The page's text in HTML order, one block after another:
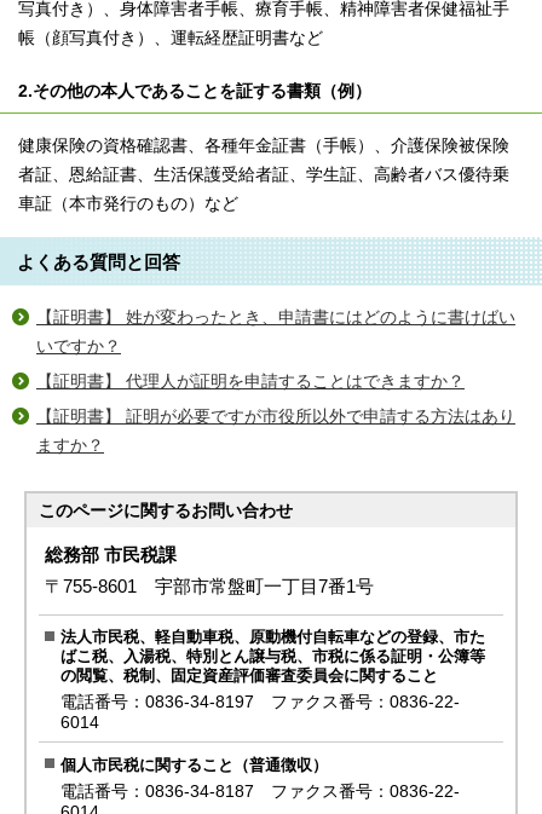
写真付き）、身体障害者手帳、療育手帳、精神障害者保健福祉手
帳（顔写真付き）、運転経歴証明書など
2.その他の本人であることを証する書類（例）
健康保険の資格確認書、各種年金証書（手帳）、介護保険被保険
者証、恩給証書、生活保護受給者証、学生証、高齢者バス優待乗
車証（本市発行のもの）など
よくある質問と回答
【証明書】 姓が変わったとき、申請書にはどのように書けばい
いですか？
【証明書】 代理人が証明を申請することはできますか？
【証明書】 証明が必要ですが市役所以外で申請する方法はあり
ますか？
このページに関するお問い合わせ
総務部 市民税課
〒755-8601 宇部市常盤町一丁目7番1号
法人市民税、軽自動車税、原動機付自転車などの登録、市た
ばこ税、入湯税、特別とん譲与税、市税に係る証明・公簿等
の閲覧、税制、固定資産評価審査委員会に関すること
電話番号：0836-34-8197 ファクス番号：0836-22-
6014
個人市民税に関すること（普通徴収）
電話番号：0836-34-8187 ファクス番号：0836-22-